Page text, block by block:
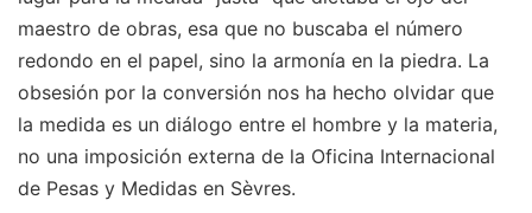
maestro de obras, esa que no buscaba el número
redondo en el papel, sino la armonía en la piedra. La
obsesión por la conversión nos ha hecho olvidar que
la medida es un diálogo entre el hombre y la materia,
no una imposición externa de la Oficina Internacional
de Pesas y Medidas en Sèvres.